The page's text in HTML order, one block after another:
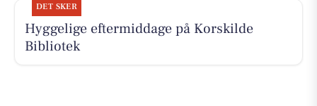
DET SKER
Hyggelige eftermiddage på Korskilde
Bibliotek